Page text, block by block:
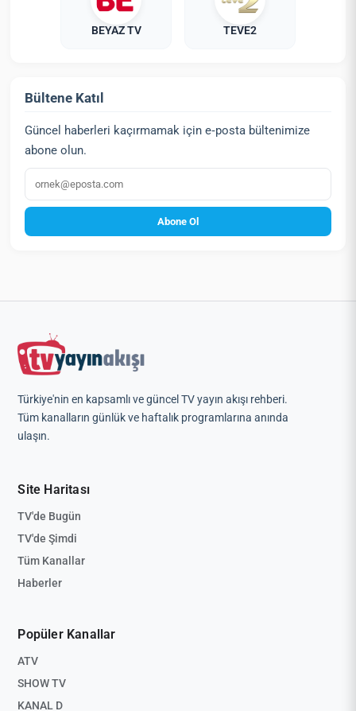
BEYAZ TV TEVE2
Bültene Katıl
Güncel haberleri kaçırmamak için e‑posta bültenimize
abone olun.
E‑posta
Abone Ol
Türkiye'nin en kapsamlı ve güncel TV yayın akışı rehberi.
Tüm kanalların günlük ve haftalık programlarına anında
ulaşın.
Site Haritası
TV'de Bugün
TV'de Şimdi
Tüm Kanallar
Haberler
Popüler Kanallar
ATV
SHOW TV
KANAL D